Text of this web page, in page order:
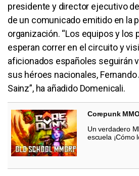
presidente y director ejecutivo
de un comunicado emitido en la
organización. “Los equipos y los
esperan correr en el circuito y
aficionados españoles seguirán
sus héroes nacionales,
Sainz”, ha añadido Domenicali.
Corepunk
Un verdadero
escuela ¡Cómo